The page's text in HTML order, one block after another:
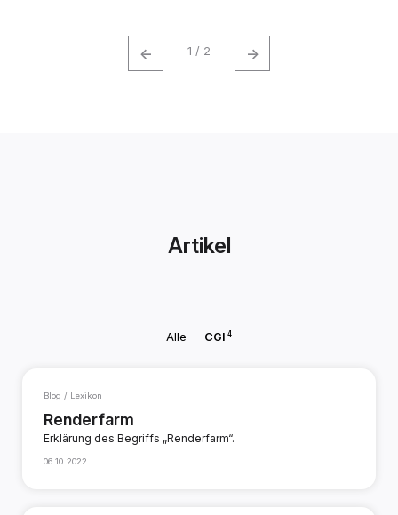
← 1 / 2 →
Artikel
Alle CGI 4
Blog / Lexikon
Renderfarm
Erklärung des Begriffs „Renderfarm“.
06.10.2022